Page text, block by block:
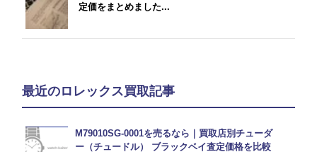
定価をまとめました...
最近のロレックス買取記事
M79010SG-0001を売るなら｜買取店別チューダ
ー（チュードル） ブラックベイ査定価格を比較